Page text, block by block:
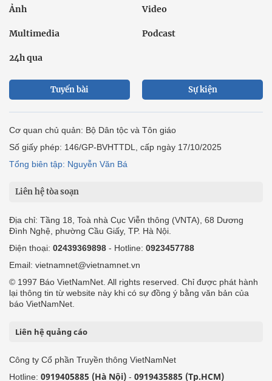
Ảnh Video
Multimedia Podcast
24h qua
Tuyến bài Sự kiện
Cơ quan chủ quản: Bộ Dân tộc và Tôn giáo
Số giấy phép: 146/GP-BVHTTDL, cấp ngày 17/10/2025
Tổng biên tập: Nguyễn Văn Bá
Liên hệ tòa soạn
Địa chỉ: Tầng 18, Toà nhà Cục Viễn thông (VNTA), 68 Dương
Đình Nghệ, phường Cầu Giấy, TP. Hà Nội.
Điện thoại: 02439369898 - Hotline: 0923457788
Email: vietnamnet@vietnamnet.vn
© 1997 Báo VietNamNet. All rights reserved. Chỉ được phát hành
lại thông tin từ website này khi có sự đồng ý bằng văn bản của
báo VietNamNet.
Liên hệ quảng cáo
Công ty Cổ phần Truyền thông VietNamNet
Hotline: 0919405885 (Hà Nội) - 0919435885 (Tp.HCM)